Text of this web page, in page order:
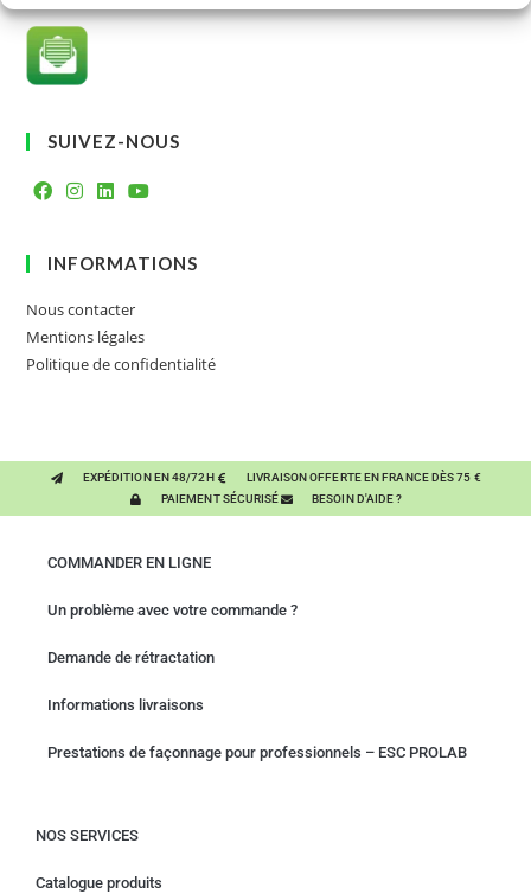
SUIVEZ-NOUS
INFORMATIONS
Nous contacter
Mentions légales
Politique de confidentialité
EXPÉDITION EN 48/72H
LIVRAISON OFFERTE EN FRANCE DÈS 75 €
PAIEMENT SÉCURISÉ
BESOIN D'AIDE ?
COMMANDER EN LIGNE
Un problème avec votre commande ?
Demande de rétractation
Informations livraisons
Prestations de façonnage pour professionnels – ESC PROLAB
NOS SERVICES
Catalogue produits